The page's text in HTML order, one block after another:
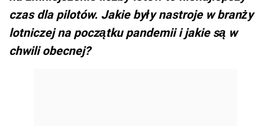
czas dla pilotów. Jakie były nastroje w branży
lotniczej na początku pandemii i jakie są w
chwili obecnej?